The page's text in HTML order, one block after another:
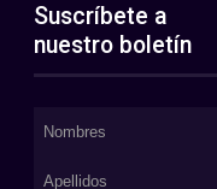
Suscríbete a
nuestro boletín